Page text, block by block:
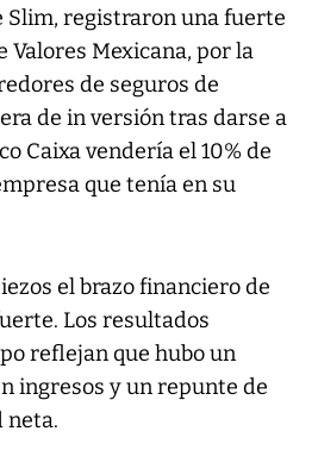
Slim, registraron una fuerte
Valores Mexicana, por la
de seguros de
de in versión tras darse a
Caixa vendería el 10% de
que tenía en su
el brazo financiero de
Los resultados
reflejan que hubo un
ingresos y un repunte de
neta.